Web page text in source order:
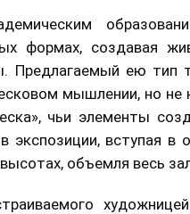
формах, создавая
Предлагаемый ею тип
мышлении, но не
чьи элементы
экспозиции, вступая
объемля весь